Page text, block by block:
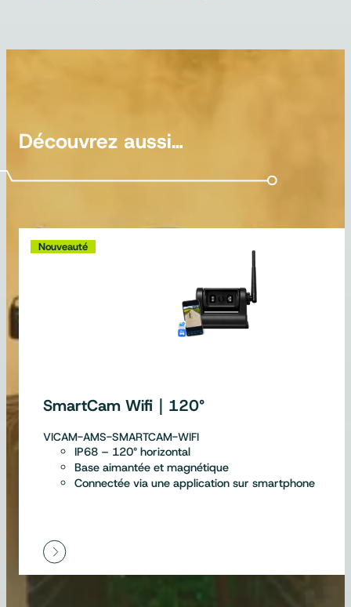
Découvrez aussi…
Nouveauté
SmartCam Wifi｜120°
VICAM-AMS-SMARTCAM-WIFI
IP68 – 120° horizontal
Base aimantée et magnétique
Connectée via une application sur smartphone